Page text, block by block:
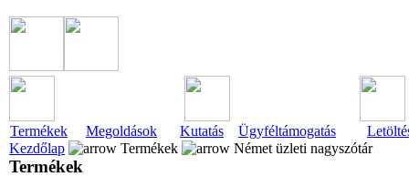
Termékek Megoldások Kutatás Ügyféltámogatás
Kezdőlap
Termékek Német üzleti nagyszótár
Termékek